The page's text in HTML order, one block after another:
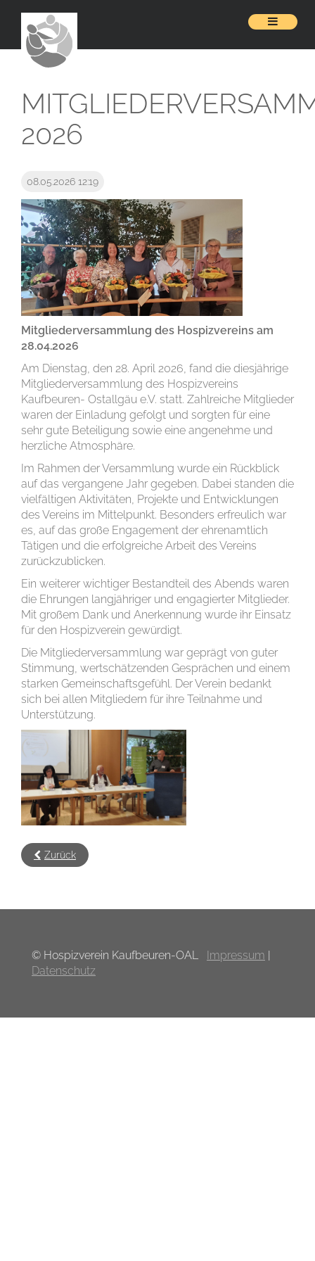
2026
08.05.2026 12:19
Mitgliederversammlung des Hospizvereins am
28.04.2026
Am Dienstag, den 28. April 2026, fand die diesjährige
Mitgliederversammlung des Hospizvereins
Kaufbeuren- Ostallgäu e.V. statt. Zahlreiche Mitglieder
waren der Einladung gefolgt und sorgten für eine
sehr gute Beteiligung sowie eine angenehme und
herzliche Atmosphäre.
Im Rahmen der Versammlung wurde ein Rückblick
auf das vergangene Jahr gegeben. Dabei standen die
vielfältigen Aktivitäten, Projekte und Entwicklungen
des Vereins im Mittelpunkt. Besonders erfreulich war
es, auf das große Engagement der ehrenamtlich
Tätigen und die erfolgreiche Arbeit des Vereins
zurückzublicken.
Ein weiterer wichtiger Bestandteil des Abends waren
die Ehrungen langjähriger und engagierter Mitglieder.
Mit großem Dank und Anerkennung wurde ihr Einsatz
für den Hospizverein gewürdigt.
Die Mitgliederversammlung war geprägt von guter
Stimmung, wertschätzenden Gesprächen und einem
starken Gemeinschaftsgefühl. Der Verein bedankt
sich bei allen Mitgliedern für ihre Teilnahme und
Unterstützung.
Zurück
© Hospizverein Kaufbeuren-OAL Impressum |
Datenschutz